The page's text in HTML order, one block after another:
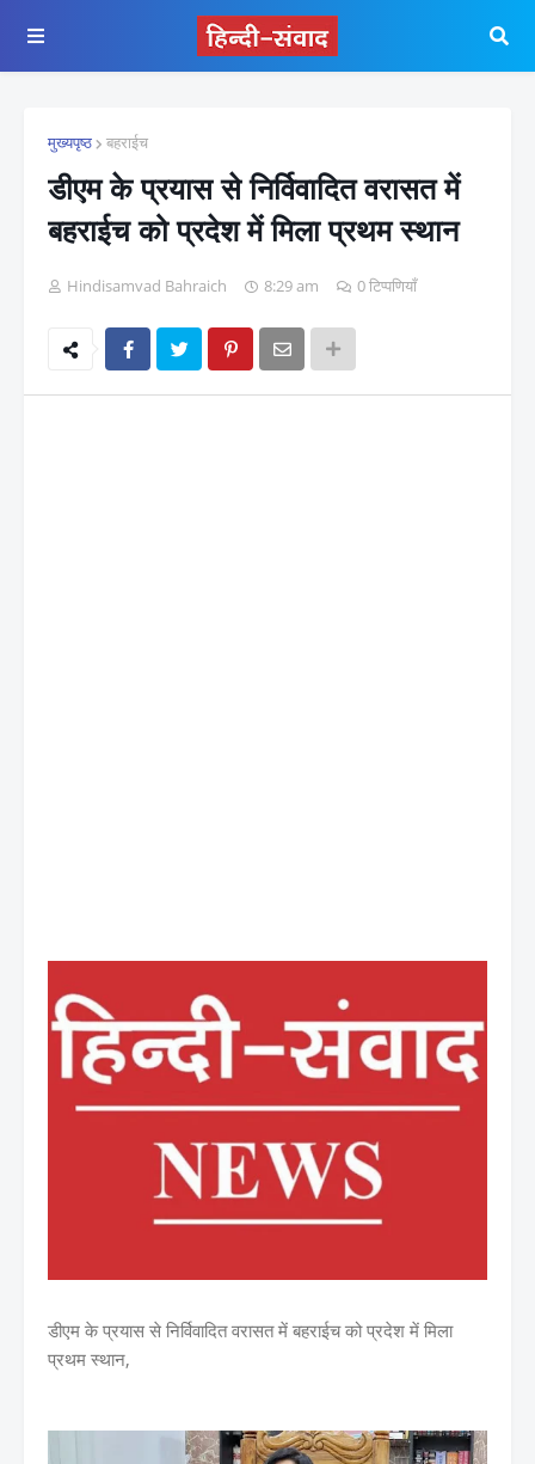
मुख्यपृष्ठ बहराईच
डीएम के प्रयास से निर्विवादित वरासत में
बहराईच को प्रदेश में मिला प्रथम स्थान
Hindisamvad Bahraich 8:29 am 0 टिप्पणियाँ
डीएम के प्रयास से निर्विवादित वरासत में बहराईच को प्रदेश में मिला
प्रथम स्थान,